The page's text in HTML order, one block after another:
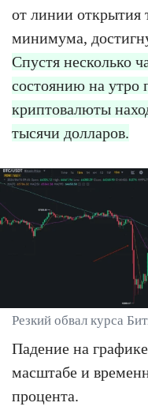
от линии открытия
минимума,
Спустя несколько
состоянию на утро
криптовалюты
тысячи долларов.
Резкий обвал курса
Падение на графике
масштабе и
процента.